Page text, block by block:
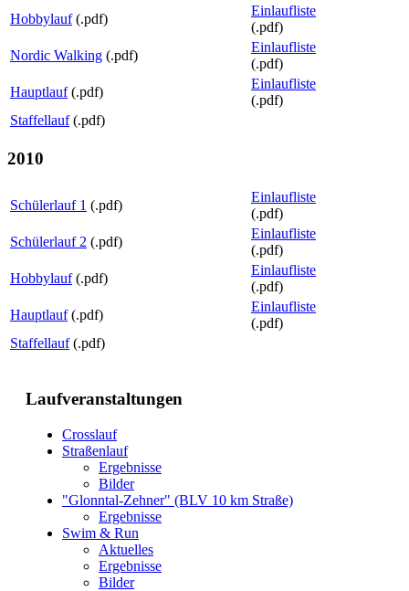
Hobbylauf(.pdf)
Einlaufliste
(.pdf)
Nordic Walking (.pdf)
Einlaufliste
(.pdf)
Hauptlauf(.pdf)
Einlaufliste
(.pdf)
Staffellauf(.pdf)
2010
Schülerlauf 1 (.pdf)
Einlaufliste
(.pdf)
Schülerlauf 2 (.pdf)
Einlaufliste
(.pdf)
Hobbylauf(.pdf)
Einlaufliste
(.pdf)
Hauptlauf(.pdf)
Einlaufliste
(.pdf)
Staffellauf(.pdf)
Laufveranstaltungen
Crosslauf
Straßenlauf
Ergebnisse
Bilder
"Glonntal-Zehner" (BLV 10 km Straße)
Ergebnisse
Swim & Run
Aktuelles
Ergebnisse
Bilder